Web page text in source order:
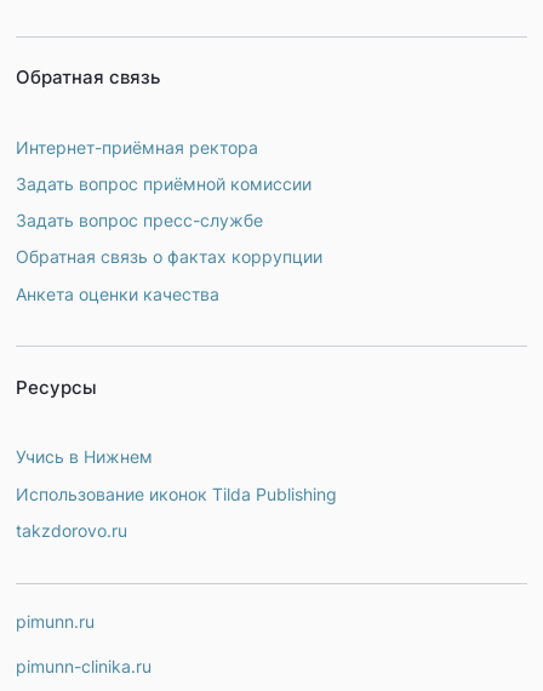
Обратная связь
Интернет-приёмная ректора
Задать вопрос приёмной комиссии
Задать вопрос пресс-службе
Обратная связь о фактах коррупции
Анкета оценки качества
Ресурсы
Учись в Нижнем
Использование иконок Tilda Publishing
takzdorovo.ru
pimunn.ru
pimunn-clinika.ru